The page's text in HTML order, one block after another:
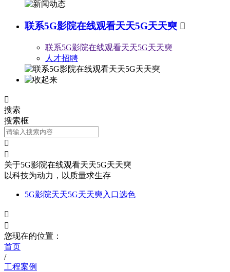
联系5G影院在线观看天天5G天天奭 
联系5G影院在线观看天天5G天天奭
人才招聘

搜索
搜索框


关于5G影院在线观看天天5G天天奭
以科技为动力，以质量求生存
5G影院天天5G天天奭入口选色


您现在的位置：
首页
/
工程案例